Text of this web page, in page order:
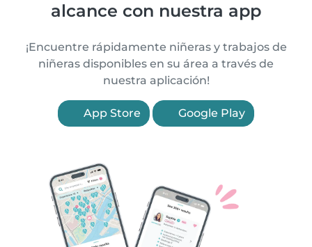
alcance con nuestra app
¡Encuentre rápidamente niñeras y trabajos de
niñeras disponibles en su área a través de
nuestra aplicación!
App Store Google Play